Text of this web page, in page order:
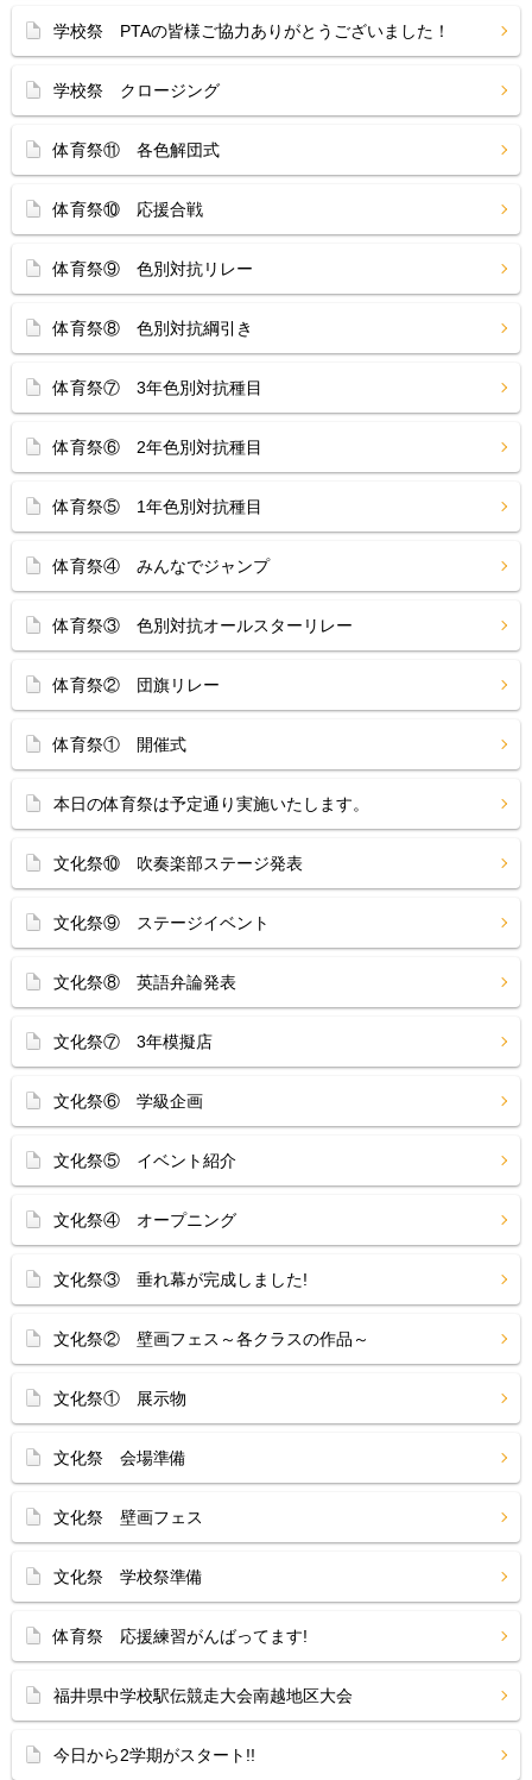
学校祭 PTAの皆様ご協力ありがとうございました！
学校祭 クロージング
体育祭⑪ 各色解団式
体育祭⑩ 応援合戦
体育祭⑨ 色別対抗リレー
体育祭⑧ 色別対抗綱引き
体育祭⑦ 3年色別対抗種目
体育祭⑥ 2年色別対抗種目
体育祭⑤ 1年色別対抗種目
体育祭④ みんなでジャンプ
体育祭③ 色別対抗オールスターリレー
体育祭② 団旗リレー
体育祭① 開催式
本日の体育祭は予定通り実施いたします。
文化祭⑩ 吹奏楽部ステージ発表
文化祭⑨ ステージイベント
文化祭⑧ 英語弁論発表
文化祭⑦ 3年模擬店
文化祭⑥ 学級企画
文化祭⑤ イベント紹介
文化祭④ オープニング
文化祭③ 垂れ幕が完成しました!
文化祭② 壁画フェス～各クラスの作品～
文化祭① 展示物
文化祭 会場準備
文化祭 壁画フェス
文化祭 学校祭準備
体育祭 応援練習がんばってます!
福井県中学校駅伝競走大会南越地区大会
今日から2学期がスタート!!